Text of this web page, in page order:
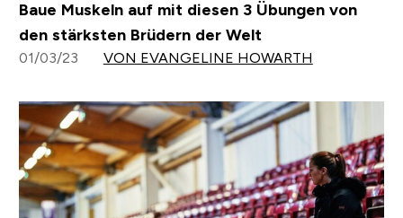
Baue Muskeln auf mit diesen 3 Übungen von
den stärksten Brüdern der Welt
01/03/23 VON EVANGELINE HOWARTH